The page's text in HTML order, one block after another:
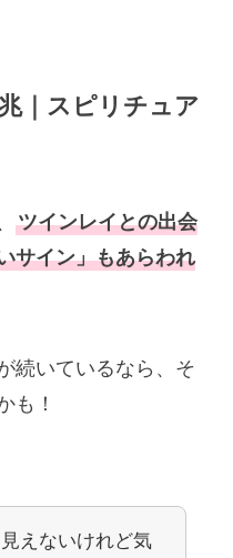
｜スピリチュア
ツインレイとの出会
サイン」もあらわれ
続いているなら、そ
も！
えないけれど気